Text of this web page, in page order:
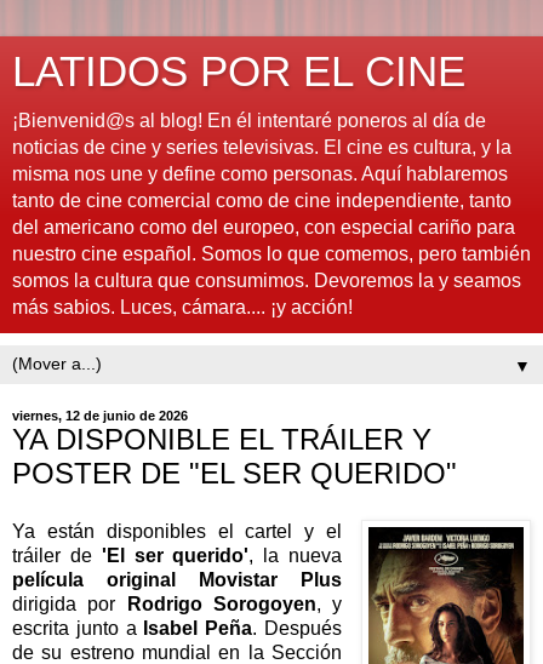
LATIDOS POR EL CINE
¡Bienvenid@s al blog! En él intentaré poneros al día de
noticias de cine y series televisivas. El cine es cultura, y la
misma nos une y define como personas. Aquí hablaremos
tanto de cine comercial como de cine independiente, tanto
del americano como del europeo, con especial cariño para
nuestro cine español. Somos lo que comemos, pero también
somos la cultura que consumimos. Devoremos la y seamos
más sabios. Luces, cámara.... ¡y acción!
▼
viernes, 12 de junio de 2026
YA DISPONIBLE EL TRÁILER Y
POSTER DE "EL SER QUERIDO"
Ya están disponibles el cartel y el
tráiler de 'El ser querido', la nueva
película original Movistar Plus
dirigida por
Rodrigo Sorogoyen, y
escrita junto a Isabel Peña. Después
de su estreno mundial en la Sección